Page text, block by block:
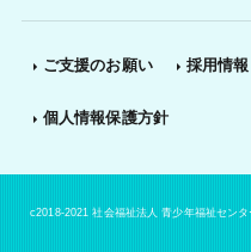
ご支援のお願い 採用情報
個人情報保護方針
c2018-2021 社会福祉法人 青少年福祉セン